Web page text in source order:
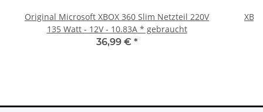
Original Microsoft XBOX 360 Slim Netzteil 220V
135 Watt - 12V - 10.83A * gebraucht
36,99 € *